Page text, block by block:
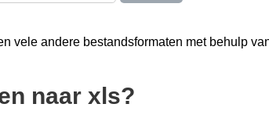
vele andere bestandsformaten met behulp
naar xls?